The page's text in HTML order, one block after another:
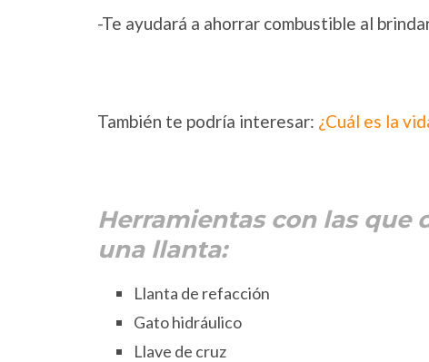
-Te ayudará a ahorrar combustible al
También te podría interesar: ¿Cuál es la
Herramientas con las que
una llanta:
Llanta de refacción
Gato hidráulico
Llave de cruz